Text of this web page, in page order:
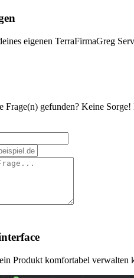
eigenen TerraFirmaGreg
Frage(n) gefunden? Keine
Produkt komfortabel verwalten